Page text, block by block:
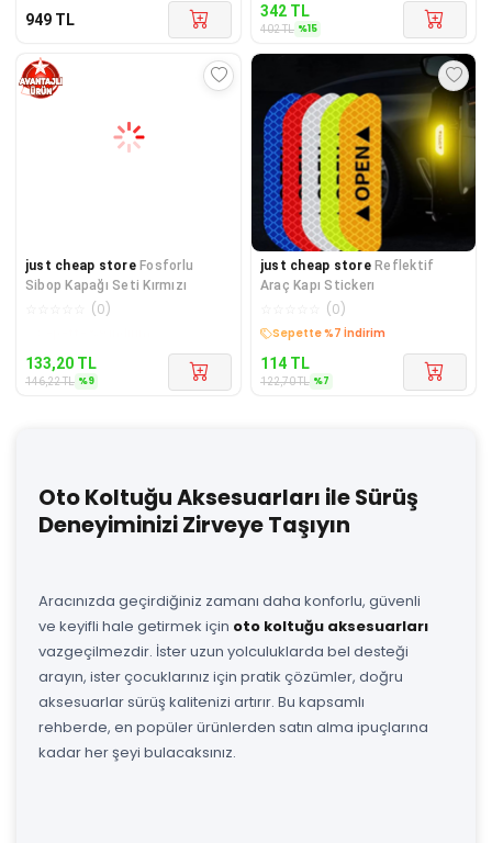
949 TL 342 TL
402TL %15
just cheap store Fosforlu
Sibop Kapağı Seti Kırmızı
(0)
133,20 TL
146,22TL %9
just cheap store Reflektif
Araç Kapı Stickerı
(0)
Sepette %7 İndirim
114 TL
122,70TL %7
Oto Koltuğu Aksesuarları ile Sürüş
Deneyiminizi Zirveye Taşıyın
Aracınızda geçirdiğiniz zamanı daha konforlu, güvenli
ve keyifli hale getirmek için oto koltuğu aksesuarları
vazgeçilmezdir. İster uzun yolculuklarda bel desteği
arayın, ister çocuklarınız için pratik çözümler, doğru
aksesuarlar sürüş kalitenizi artırır. Bu kapsamlı
rehberde, en popüler ürünlerden satın alma ipuçlarına
kadar her şeyi bulacaksınız.